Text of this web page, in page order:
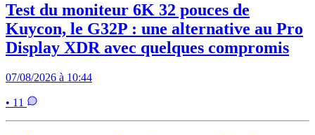
Test du moniteur 6K 32 pouces de
Kuycon, le G32P : une alternative au Pro
Display XDR avec quelques compromis
07/08/2026 à 10:44
• 11